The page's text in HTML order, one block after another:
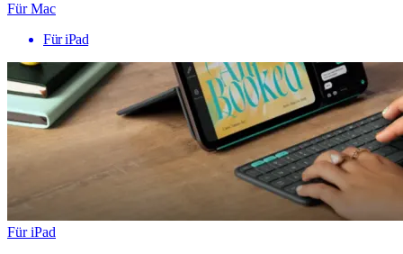
Für Mac
Für iPad
Für iPad